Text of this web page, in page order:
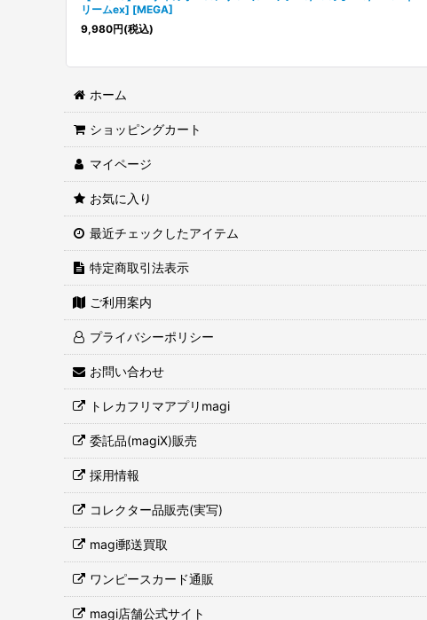
リームex] [MEGA]
9,980円(税込)
ホーム
ショッピングカート
マイページ
お気に入り
最近チェックしたアイテム
特定商取引法表示
ご利用案内
プライバシーポリシー
お問い合わせ
トレカフリマアプリmagi
委託品(magiX)販売
採用情報
コレクター品販売(実写)
magi郵送買取
ワンピースカード通販
magi店舗公式サイト